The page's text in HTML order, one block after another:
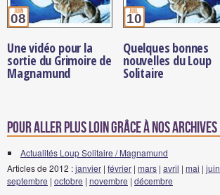
juin
08
Une vidéo pour la
sortie du Grimoire de
Magnamund
juil.
10
Quelques bonnes
nouvelles du Loup
Solitaire
Pour aller plus loin grâce à nos archives
Actualités Loup Solitaire / Magnamund
Articles de 2012 :janvier | février | mars | avril | mai | juin
septembre | octobre | novembre | décembre